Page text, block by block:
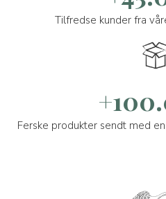
Tilfredse kunder fra
Ferske produkter sendt med